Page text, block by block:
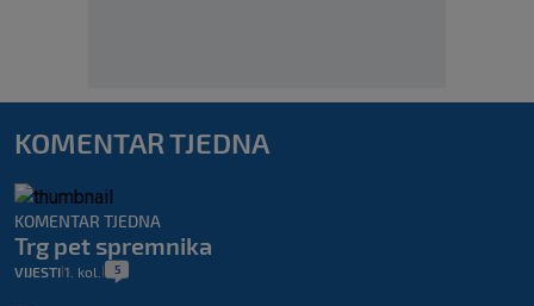
KOMENTAR TJEDNA
KOMENTAR TJEDNA
Trg pet spremnika
VIJESTI 1. kol. 5